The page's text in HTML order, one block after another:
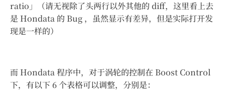
ratio」（请无视除了头两行以外其他的 diff，这里看上去
是 Hondata 的 Bug ，虽然显示有差异，但是实际打开发
现是一样的）
而 Hondata 程序中，对于涡轮的控制在 Boost Control
下，有以下 6 个表格可以调整，分别是：